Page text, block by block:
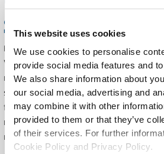
This website uses cookies
We use cookies to personalise
provide social media features and
We also share information about
our social media, advertising and
may combine it with other
provided to them or that they’ve
of their services. For further
Cookie Policy and Privacy Policy.
stor effekt
Reverse Vending Machines gör
Varje flaska eller burk som lämnas
naturen. Genom att återanvända
sparar vi råvaror och minskar
förbrukar återvinning mycket mindre
nya material. Det innebär lägre
mindre fotavtryck.